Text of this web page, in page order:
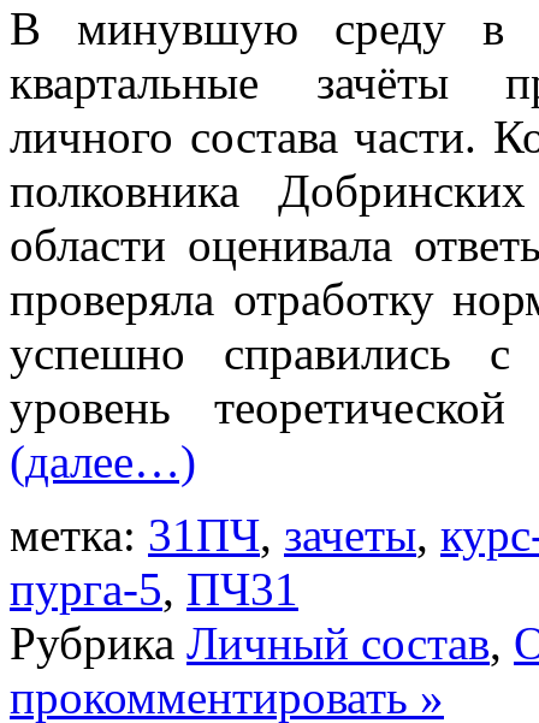
В минувшую среду в
квартальные зачёты
личного состава части.
полковника
области оценивала
проверяла отработку
успешно справились с
уровень
(далее…)
метка: 31ПЧ, зачеты,
пурга-5, ПЧ31
Рубрика Личный состав,
прокомментировать »